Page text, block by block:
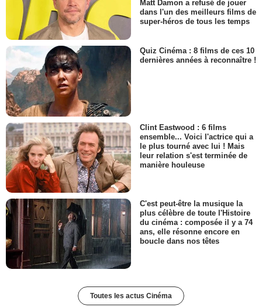
Matt Damon a refusé de jouer
dans l'un des meilleurs films de
super-héros de tous les temps
Quiz Cinéma : 8 films de ces 10
dernières années à reconnaître !
Clint Eastwood : 6 films
ensemble... Voici l'actrice qui a
le plus tourné avec lui ! Mais
leur relation s'est terminée de
manière houleuse
C'est peut-être la musique la
plus célèbre de toute l'Histoire
du cinéma : composée il y a 74
ans, elle résonne encore en
boucle dans nos têtes
Toutes les actus Cinéma